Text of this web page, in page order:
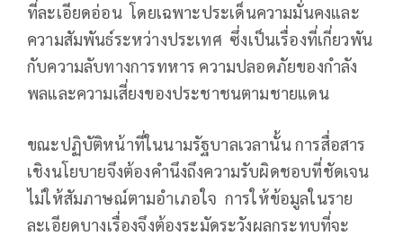
ที่ละเอียดอ่อน โดยเฉพาะประเด็นความมั่นคงและ
ความสัมพันธ์ระหว่างประเทศ ซึ่งเป็นเรื่องที่เกี่ยวพัน
กับความลับทางการทหาร ความปลอดภัยของกำลัง
พลและความเสี่ยงของประชาชนตามชายแดน
ขณะปฏิบัติหน้าที่ในนามรัฐบาลเวลานั้น การสื่อสาร
เชิงนโยบายจึงต้องคำนึงถึงความรับผิดชอบที่ชัดเจน
ไม่ให้สัมภาษณ์ตามอำเภอใจ การให้ข้อมูลในราย
ละเอียดบางเรื่องจึงต้องระมัดระวังผลกระทบที่จะ